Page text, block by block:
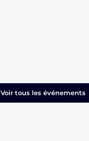
Voir tous les événements